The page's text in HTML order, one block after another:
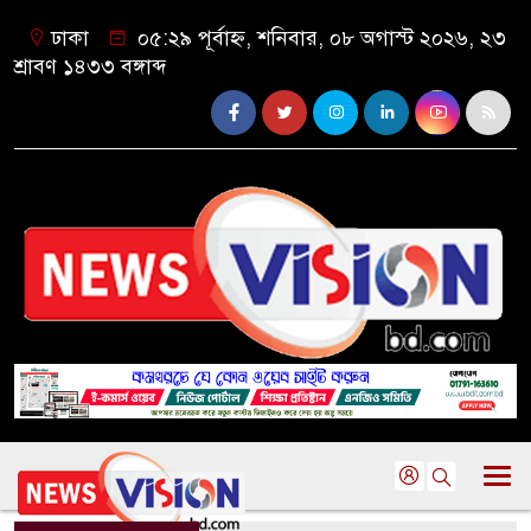
ঢাকা
০৫:২৯ পূর্বাহ্ন, শনিবার, ০৮ অগাস্ট ২০২৬, ২৩
শ্রাবণ ১৪৩৩ বঙ্গাব্দ